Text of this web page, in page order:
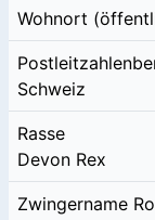
Wohnort
Schweiz
Rasse
Devon Rex
Zwingername